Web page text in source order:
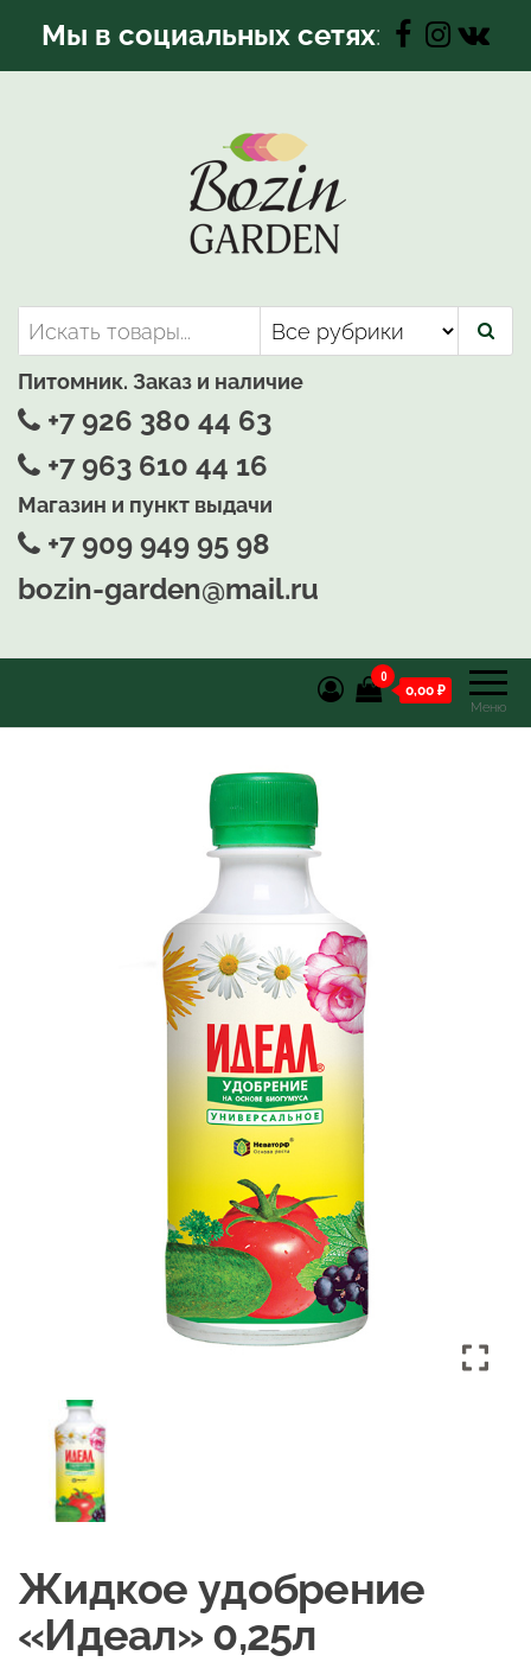
Мы в социальных сетях:
Bozin-Garden | Садовый центр
Садовый центр, Растения
для вашего сада
Питомник. Заказ и наличие
+7 926 380 44 63
+7 963 610 44 16
Магазин и пункт выдачи
+7 909 949 95 98
bozin-garden@mail.ru
Меню
0
0,00 ₽
Жидкое удобрение
«Идеал» 0,25л